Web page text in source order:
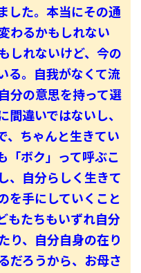
した。本当にその通
わるかもしれない
しれないけど、今の
る。自我がなくて流
分の意思を持って選
間違いではないし、
、ちゃんと生きてい
「ボク」って呼ぶこ
、自分らしく生きて
を手にしていくこと
もたちもいずれ自分
り、自分自身の在り
だろうから、お母さ